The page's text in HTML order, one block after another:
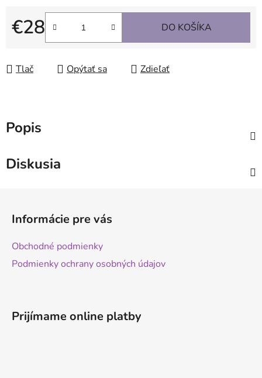
€28
Jednotková cena:
DO KOŠÍKA
Tlač Opýtať sa Zdieľať
Popis
Diskusia
Informácie pre vás
Obchodné podmienky
Podmienky ochrany osobných údajov
Prijímame online platby